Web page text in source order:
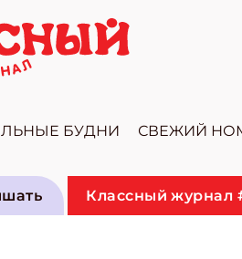
БУДНИ СВЕЖИЙ
Классный журнал